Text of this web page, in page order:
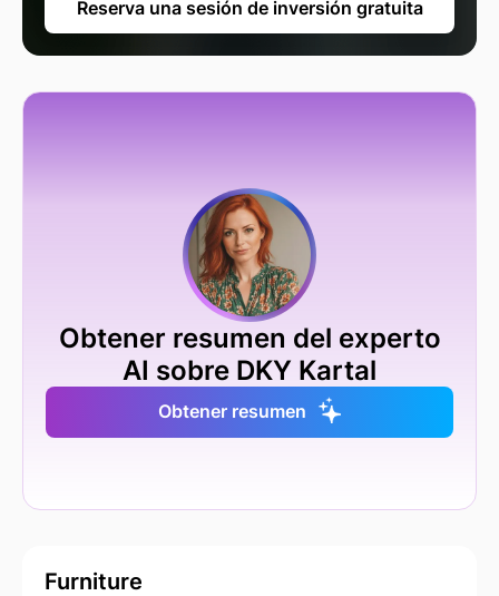
Reserva una sesión de inversión gratuita
Obtener resumen del experto
AI sobre DKY Kartal
Obtener resumen
Furniture